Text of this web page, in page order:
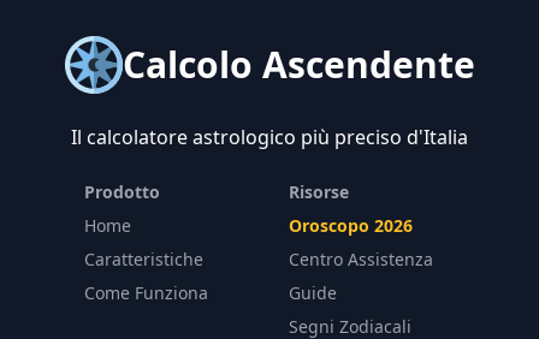
Calcolo Ascendente
Il calcolatore astrologico più preciso d'Italia
Prodotto
Home
Caratteristiche
Come Funziona
Risorse
Oroscopo 2026
Centro Assistenza
Guide
Segni Zodiacali